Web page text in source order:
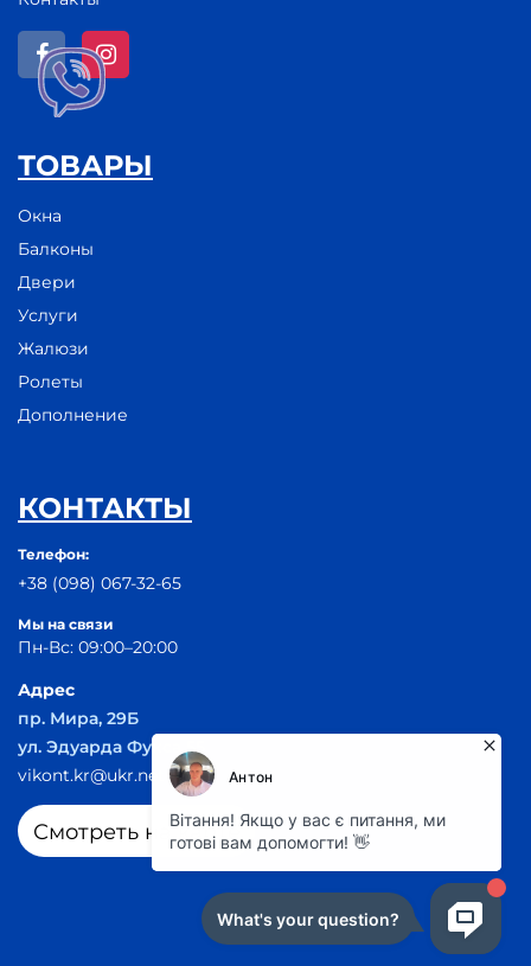
ТОВАРЫ
Окна
Балконы
Двери
Услуги
Жалюзи
Ролеты
Дополнение
КОНТАКТЫ
Телефон:
+38 (098) 067-32-65
Мы на связи
Пн-Вс: 09:00–20:00
Адрес
пр. Мира, 29Б
ул. Эдуарда Фукса 55
vikont.kr@ukr.net
Смотреть на карте